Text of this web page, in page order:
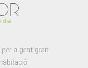
a gent gran